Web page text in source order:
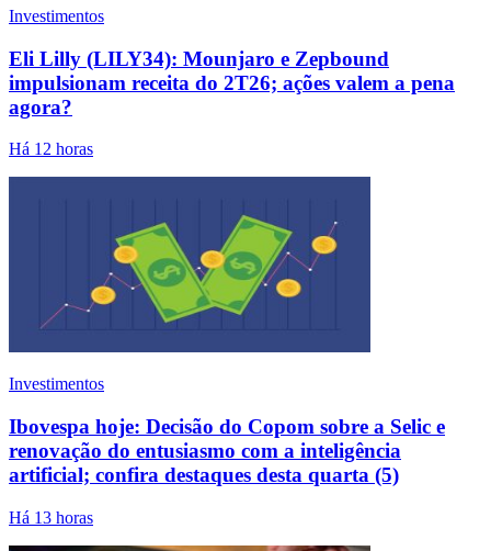
Investimentos
Eli Lilly (LILY34): Mounjaro e Zepbound
impulsionam receita do 2T26; ações valem a pena
agora?
Há 12 horas
Investimentos
Ibovespa hoje: Decisão do Copom sobre a Selic e
renovação do entusiasmo com a inteligência
artificial; confira destaques desta quarta (5)
Há 13 horas